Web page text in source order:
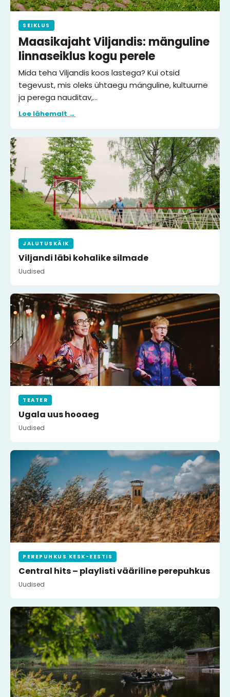
SEIKLUS
Maasikajaht Viljandis: mänguline
linnaseiklus kogu perele
Mida teha Viljandis koos lastega? Kui otsid
tegevust, mis oleks ühtaegu mänguline, kultuurne
ja perega nauditav,…
Loe lähemalt →
JALUTUSKÄIK
Viljandi läbi kohalike silmade
Uudised
TEATER
Ugala uus hooaeg
Uudised
PEREPUHKUS KESK-EESTIS
Central hits – playlisti vääriline perepuhkus
Uudised